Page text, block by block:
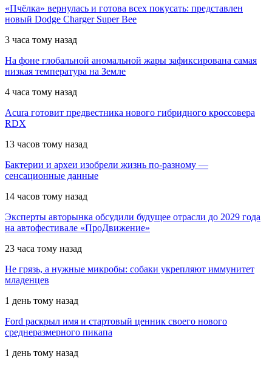
«Пчёлка» вернулась и готова всех покусать: представлен
новый Dodge Charger Super Bee
3 часа тому назад
На фоне глобальной аномальной жары зафиксирована самая
низкая температура на Земле
4 часа тому назад
Acura готовит предвестника нового гибридного кроссовера
RDX
13 часов тому назад
Бактерии и археи изобрели жизнь по-разному —
сенсационные данные
14 часов тому назад
Эксперты авторынка обсудили будущее отрасли до 2029 года
на автофестивале «ПроДвижение»
23 часа тому назад
Не грязь, а нужные микробы: собаки укрепляют иммунитет
младенцев
1 день тому назад
Ford раскрыл имя и стартовый ценник своего нового
среднеразмерного пикапа
1 день тому назад